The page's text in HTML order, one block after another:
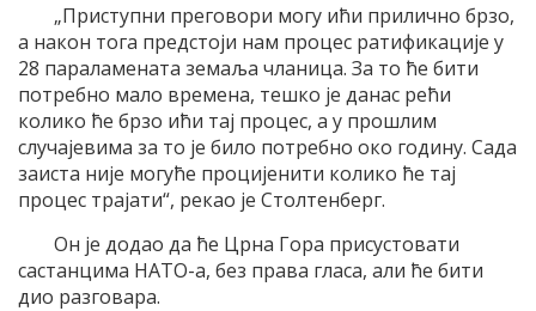
„Приступни преговори могу ићи прилично брзо,
а након тога предстоји нам процес ратификације у
28 параламената земаља чланица. За то ће бити
потребно мало времена, тешко је данас рећи
колико ће брзо ићи тај процес, а у прошлим
случајевима за то је било потребно око годину. Сада
заиста није могуће процијенити колико ће тај
процес трајати“, рекао је Столтенберг.
Он је додао да ће Црна Гора присустовати
састанцима НАТО-а, без права гласа, али ће бити
дио разговара.